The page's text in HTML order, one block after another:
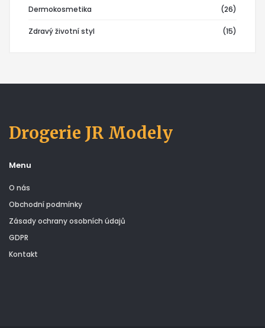
Dermokosmetika (26)
Zdravý životní styl (15)
Drogerie JR Modely
Menu
O nás
Obchodní podmínky
Zásady ochrany osobních údajů
GDPR
Kontakt